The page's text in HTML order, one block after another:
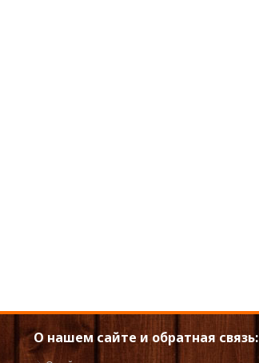
О нашем сайте и обратная связь: